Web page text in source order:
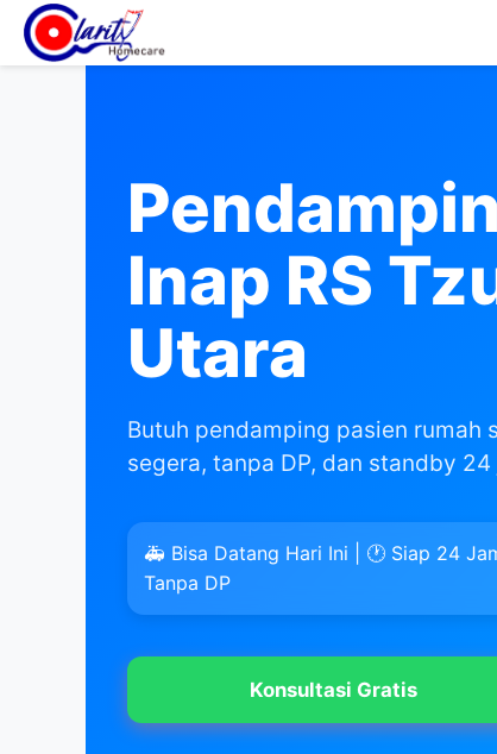
Inap RS
Utara
Butuh pendamping pasien rumah
segera, tanpa DP, dan standby
🚑 Bisa Datang Hari Ini | 🕐 Siap 24
Tanpa DP
Konsultasi Gratis